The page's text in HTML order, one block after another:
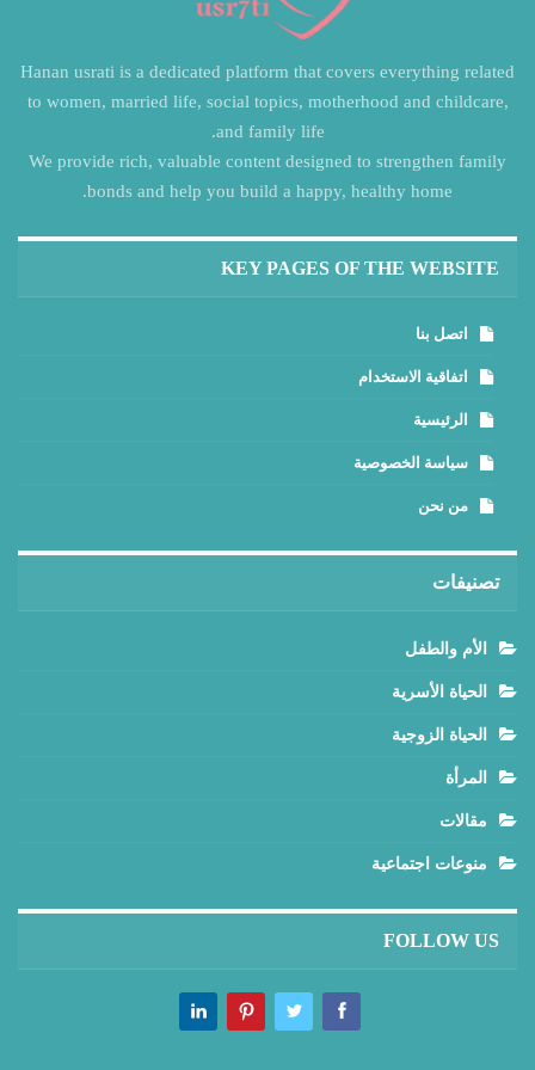
Hanan usrati is a dedicated platform that covers everything related
to women, married life, social topics, motherhood and childcare,
and family life.
We provide rich, valuable content designed to strengthen family
bonds and help you build a happy, healthy home.
KEY PAGES OF THE WEBSITE
اتصل بنا
اتفاقية الاستخدام
الرئيسية
سياسة الخصوصية
من نحن
تصنيفات
الأم والطفل
الحياة الأسرية
الحياة الزوجية
المرأة
مقالات
منوعات اجتماعية
FOLLOW US